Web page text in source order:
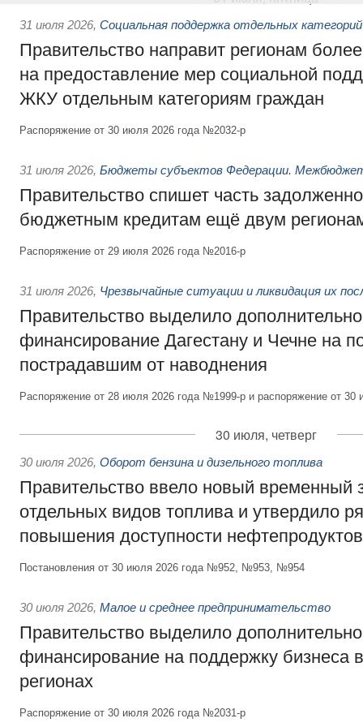
31 июля 2026, Социальная поддержка отдельных
Правительство направит регионам
на предоставление мер социальной
ЖКУ отдельным категориям граждан
Распоряжение от 30 июля 2026 года №2032-р
31 июля 2026, Бюджеты субъектов Федерации.
Правительство спишет часть
бюджетным кредитам ещё двум
Распоряжение от 29 июля 2026 года №2016-р
31 июля 2026, Чрезвычайные ситуации и ликвидация их
Правительство выделило
финансирование Дагестану и Чечне на
пострадавшим от наводнения
Распоряжение от 28 июля 2026 года №1999-р и распоряжение от
30 июля, четверг
30 июля 2026, Оборот бензина и дизельного топлива
Правительство ввело новый временный
отдельных видов топлива и утвердило
повышения доступности нефтепродуктов
Постановления от 30 июля 2026 года №952, №953, №954
30 июля 2026, Малое и среднее предпринимательство
Правительство выделило
финансирование на поддержку бизнеса
регионах
Распоряжение от 30 июля 2026 года №2031-р